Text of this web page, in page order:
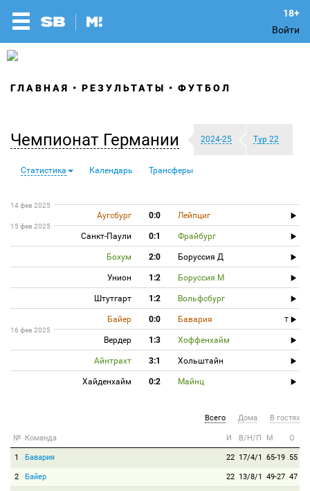
Войти
ГЛАВНАЯ РЕЗУЛЬТАТЫ ФУТБОЛ
Чемпионат Германии 2024-25 Тур 22
Статистика Календарь Трансферы
14 фев 2025
Аугсбург 0:0 Лейпциг
15 фев 2025
Санкт-Паули 0:1 Фрайбург
Бохум 2:0 Боруссия Д
Унион 1:2 Боруссия М
Штутгарт 1:2 Вольфсбург
Байер 0:0 Бавария
T
16 фев 2025
Вердер 1:3 Хоффенхайм
Айнтрахт 3:1 Хольштайн
Хайденхайм 0:2 Майнц
Всего Дома В гостях
№ Команда И В/Н/П М О
1 Бавария 22 17/4/1 65-19 55
2 Байер 22 13/8/1 49-27 47